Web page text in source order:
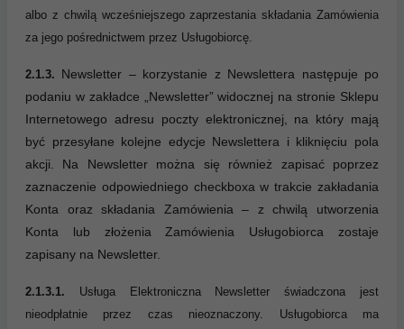
albo z chwilą wcześniejszego zaprzestania składania Zamówienia
za jego pośrednictwem przez Usługobiorcę.
2.1.3. Newsletter – korzystanie z Newslettera następuje po
podaniu w zakładce „Newsletter” widocznej na stronie Sklepu
Internetowego adresu poczty elektronicznej, na który mają
być przesyłane kolejne edycje Newslettera i kliknięciu pola
akcji. Na Newsletter można się również zapisać poprzez
zaznaczenie odpowiedniego checkboxa w trakcie zakładania
Konta oraz składania Zamówienia – z chwilą utworzenia
Konta lub złożenia Zamówienia Usługobiorca zostaje
zapisany na Newsletter.
2.1.3.1. Usługa Elektroniczna Newsletter świadczona jest
nieodpłatnie przez czas nieoznaczony. Usługobiorca ma